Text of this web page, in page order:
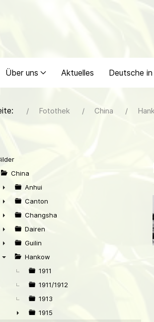
Über uns Aktuelles Deutsche
Fotothek China
China
►
Anhui
►
Canton
►
Changsha
►
Dairen
►
Guilin
Hankow
1911
1911/1912
1913
1915